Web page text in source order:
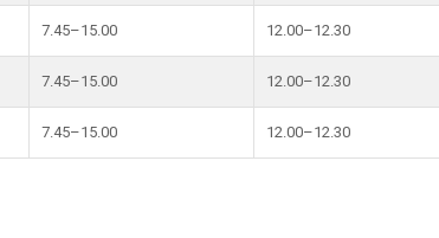
7.45–15.00 12.00–12.30
7.45–15.00 12.00–12.30
7.45–15.00 12.00–12.30